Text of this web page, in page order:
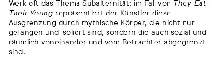
Werk oft das Thema Subalternität; im Fall von They Eat
Their Young repräsentiert der Künstler diese
Ausgrenzung durch mythische Körper, die nicht nur
gefangen und isoliert sind, sondern die auch sozial und
räumlich voneinander und vom Betrachter abgegrenzt
sind.